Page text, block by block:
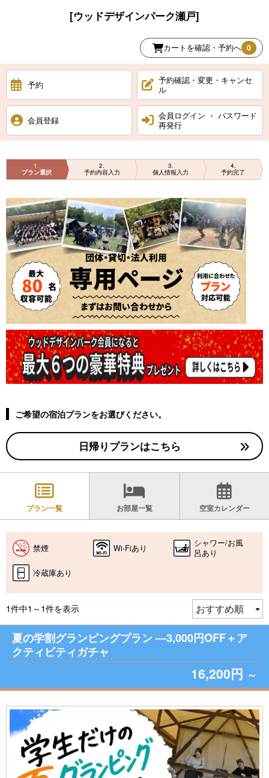
[ウッドデザインパーク瀬戸]
カートを確認・予約へ 0
予約
予約確認・変更・キャンセ
ル
会員登録
会員ログイン ・ パスワード
再発行
1
プラン選択
2
予約内容入力
3
個人情報入力
4
予約完了
ご希望の宿泊プランをお選びください。
日帰りプランはこちら
プラン一覧 お部屋一覧 空室カレンダー
禁煙 Wi-Fiあり
シャワー/お風
呂あり
冷蔵庫あり
1件中1～1件を表示
夏の学割グランピングプラン ―3,000円OFF＋ア
クティビティガチャ
16,200円 ～